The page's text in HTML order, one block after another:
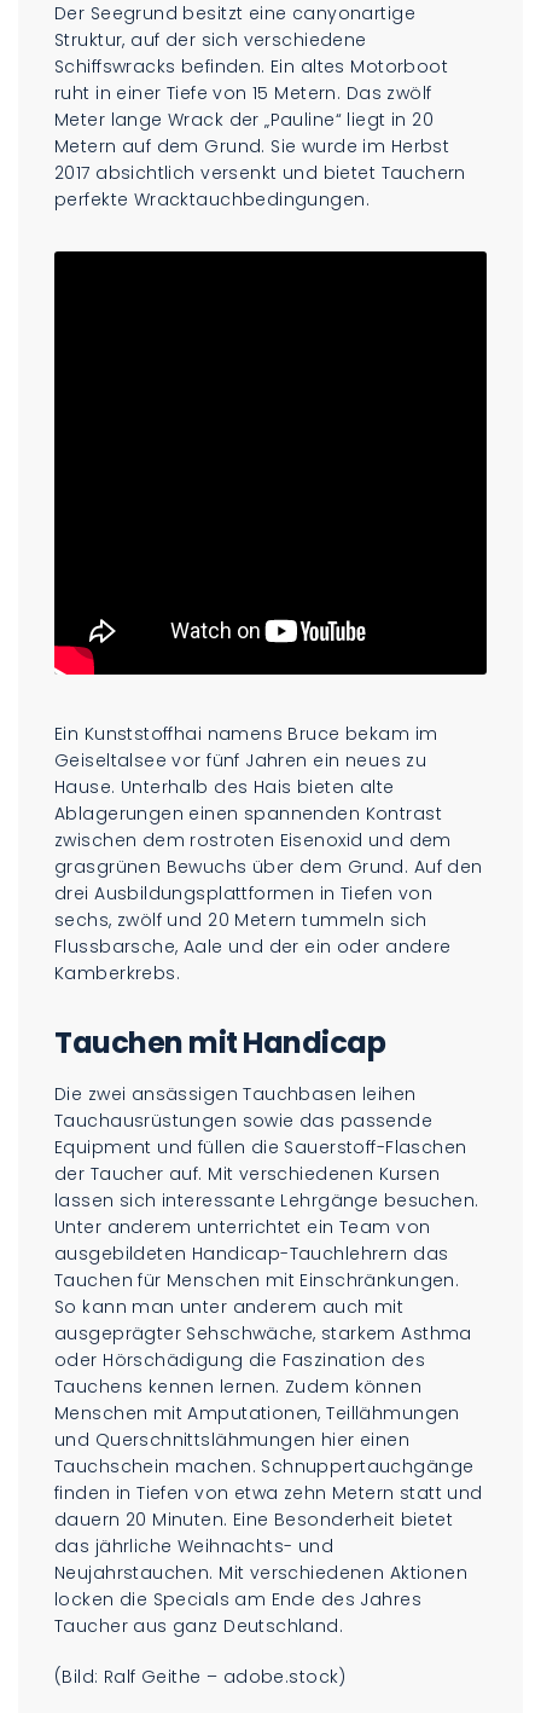
Der Seegrund besitzt eine canyonartige
Struktur, auf der sich verschiedene
Schiffswracks befinden. Ein altes Motorboot
ruht in einer Tiefe von 15 Metern. Das zwölf
Meter lange Wrack der „Pauline“ liegt in 20
Metern auf dem Grund. Sie wurde im Herbst
2017 absichtlich versenkt und bietet Tauchern
perfekte Wracktauchbedingungen.
Ein Kunststoffhai namens Bruce bekam im
Geiseltalsee vor fünf Jahren ein neues zu
Hause. Unterhalb des Hais bieten alte
Ablagerungen einen spannenden Kontrast
zwischen dem rostroten Eisenoxid und dem
grasgrünen Bewuchs über dem Grund. Auf den
drei Ausbildungsplattformen in Tiefen von
sechs, zwölf und 20 Metern tummeln sich
Flussbarsche, Aale und der ein oder andere
Kamberkrebs.
Tauchen mit Handicap
Die zwei ansässigen Tauchbasen leihen
Tauchausrüstungen sowie das passende
Equipment und füllen die Sauerstoff-Flaschen
der Taucher auf. Mit verschiedenen Kursen
lassen sich interessante Lehrgänge besuchen.
Unter anderem unterrichtet ein Team von
ausgebildeten Handicap-Tauchlehrern das
Tauchen für Menschen mit Einschränkungen.
So kann man unter anderem auch mit
ausgeprägter Sehschwäche, starkem Asthma
oder Hörschädigung die Faszination des
Tauchens kennen lernen. Zudem können
Menschen mit Amputationen, Teillähmungen
und Querschnittslähmungen hier einen
Tauchschein machen. Schnuppertauchgänge
finden in Tiefen von etwa zehn Metern statt und
dauern 20 Minuten. Eine Besonderheit bietet
das jährliche Weihnachts- und
Neujahrstauchen. Mit verschiedenen Aktionen
locken die Specials am Ende des Jahres
Taucher aus ganz Deutschland.
(Bild: Ralf Geithe – adobe.stock)